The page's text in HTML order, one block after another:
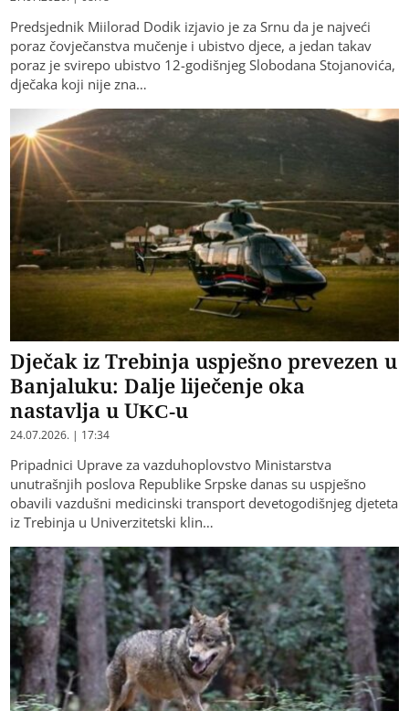
Predsjednik Miilorad Dodik izjavio je za Srnu da je najveći
poraz čovječanstva mučenje i ubistvo djece, a jedan takav
poraz je svirepo ubistvo 12-godišnjeg Slobodana Stojanovića,
dječaka koji nije zna…
Dječak iz Trebinja uspješno prevezen u
Banjaluku: Dalje liječenje oka
nastavlja u UKC-u
24.07.2026. | 17:34
Pripadnici Uprave za vazduhoplovstvo Ministarstva
unutrašnjih poslova Republike Srpske danas su uspješno
obavili vazdušni medicinski transport devetogodišnjeg djeteta
iz Trebinja u Univerzitetski klin…